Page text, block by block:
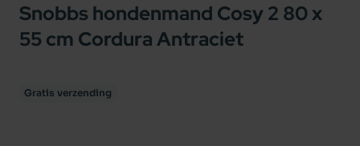
Snobbs hondenmand Cosy 2 80 x
55 cm Cordura Antraciet
Gratis verzending